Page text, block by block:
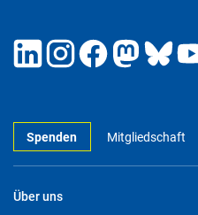
Spenden Mitgliedschaft
Über uns